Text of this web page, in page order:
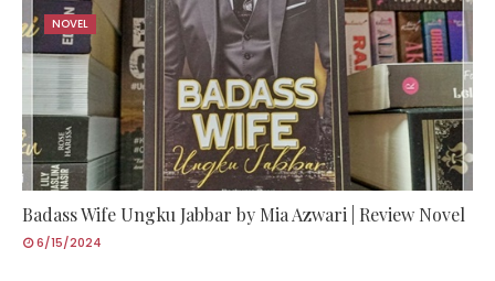
NOVEL
Badass Wife Ungku Jabbar by Mia Azwari | Review Novel
6/15/2024